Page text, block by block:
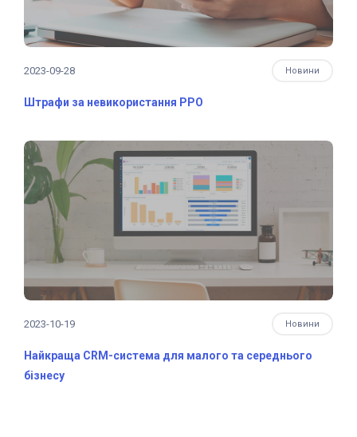
2023-09-28 Новини
Штрафи за невикористання РРО
2023-10-19 Новини
Найкраща CRM-система для малого та середнього
бізнесу